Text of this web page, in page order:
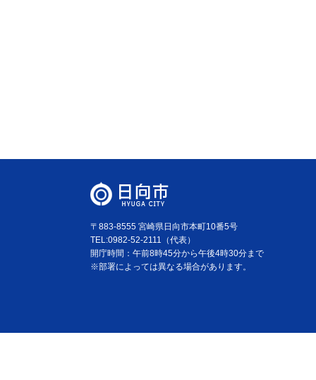
〒883-8555 宮崎県日向市本町10番5号
TEL:0982-52-2111（代表）
開庁時間：午前8時45分から午後4時30分まで
※部署によっては異なる場合があります。